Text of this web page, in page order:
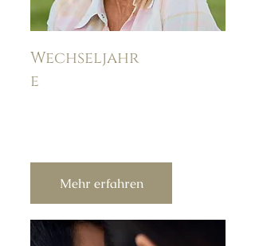
Wechseljahr
e
Mehr erfahren